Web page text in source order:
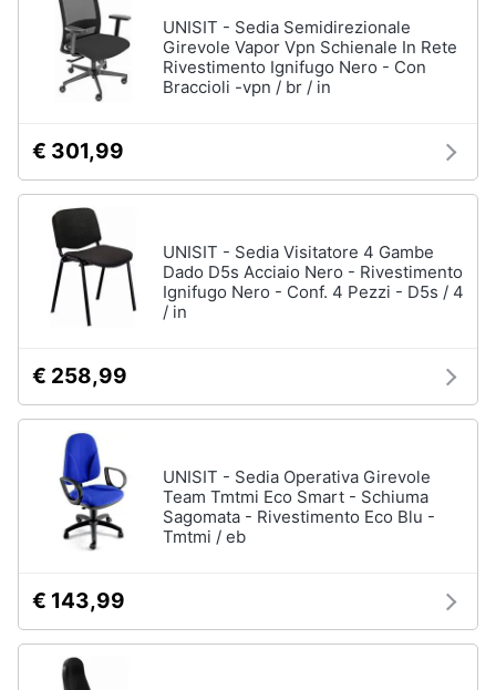
UNISIT - Sedia Semidirezionale
Girevole Vapor Vpn Schienale In Rete
Rivestimento Ignifugo Nero - Con
Braccioli -vpn / br / in
€ 301,99
UNISIT - Sedia Visitatore 4 Gambe
Dado D5s Acciaio Nero - Rivestimento
Ignifugo Nero - Conf. 4 Pezzi - D5s / 4
/ in
€ 258,99
UNISIT - Sedia Operativa Girevole
Team Tmtmi Eco Smart - Schiuma
Sagomata - Rivestimento Eco Blu -
Tmtmi / eb
€ 143,99